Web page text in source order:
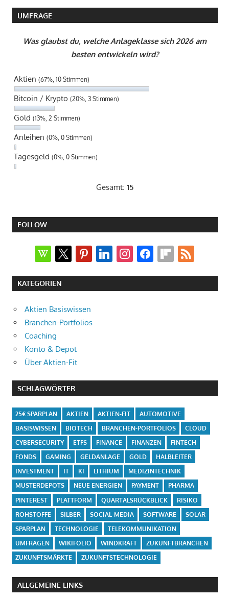
UMFRAGE
Was glaubst du, welche Anlageklasse sich 2026 am
besten entwickeln wird?
Aktien (67%, 10 Stimmen)
Bitcoin / Krypto (20%, 3 Stimmen)
Gold (13%, 2 Stimmen)
Anleihen (0%, 0 Stimmen)
Tagesgeld (0%, 0 Stimmen)
Gesamt: 15
FOLLOW
wikipedia
x pinterestlinkedininstagramfacebookflipboard
rss
KATEGORIEN
Aktien Basiswissen
Branchen-Portfolios
Coaching
Konto & Depot
Über Aktien-Fit
SCHLAGWÖRTER
25€ SPARPLAN AKTIEN AKTIEN-FIT
AUTOMOTIVE
BASISWISSEN
BIOTECH BRANCHEN-PORTFOLIOS
CLOUD
CYBERSECURITY
ETFS FINANCE FINANZEN
FINTECH
FONDS
GAMING GELDANLAGE GOLD
HALBLEITER
INVESTMENT
IT KI LITHIUM
MEDIZINTECHNIK
MUSTERDEPOTS
NEUE ENERGIEN PAYMENT
PHARMA
PINTEREST
PLATTFORM QUARTALSRÜCKBLICK
RISIKO
ROHSTOFFE
SILBER SOCIAL-MEDIA SOFTWARE
SOLAR
SPARPLAN
TECHNOLOGIE
TELEKOMMUNIKATION
UMFRAGEN
WIKIFOLIO WINDKRAFT
ZUKUNFTBRANCHEN
ZUKUNFTSMÄRKTE
ZUKUNFTSTECHNOLOGIE
ALLGEMEINE LINKS